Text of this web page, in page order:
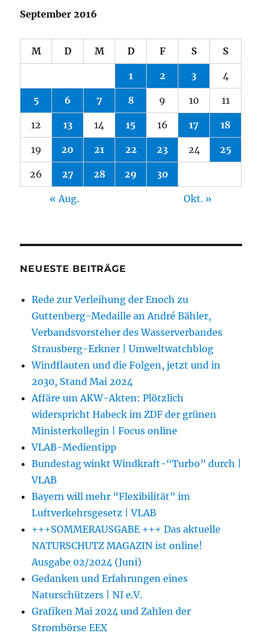
September 2016
M D M D F S S
1 2 3 4
5 6 7 8 9 10 11
12 13 14 15 16 17 18
19 20 21 22 23 24 25
26 27 28 29 30
« Aug. Okt. »
NEUESTE BEITRÄGE
Rede zur Verleihung der Enoch zu
Guttenberg-Medaille an André Bähler,
Verbandsvorsteher des Wasserverbandes
Strausberg-Erkner | Umweltwatchblog
Windflauten und die Folgen, jetzt und in
2030, Stand Mai 2024
Affäre um AKW-Akten: Plötzlich
widerspricht Habeck im ZDF der grünen
Ministerkollegin | Focus online
VLAB-Medientipp
Bundestag winkt Windkraft-“Turbo” durch |
VLAB
Bayern will mehr “Flexibilität” im
Luftverkehrsgesetz | VLAB
+++SOMMERAUSGABE +++ Das aktuelle
NATURSCHUTZ MAGAZIN ist online!
Ausgabe 02/2024 (Juni)
Gedanken und Erfahrungen eines
Naturschützers | NI e.V.
Grafiken Mai 2024 und Zahlen der
Strombörse EEX